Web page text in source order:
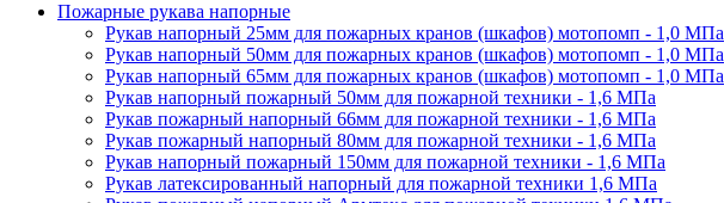
Пожарные рукава напорные
Рукав напорный 25мм для пожарных кранов (шкафов) мотопомп - 1,0 МПа
Рукав напорный 50мм для пожарных кранов (шкафов) мотопомп - 1,0 МПа
Рукав напорный 65мм для пожарных кранов (шкафов) мотопомп - 1,0 МПа
Рукав напорный пожарный 50мм для пожарной техники - 1,6 МПа
Рукав пожарный напорный 66мм для пожарной техники - 1,6 МПа
Рукав пожарный напорный 80мм для пожарной техники - 1,6 МПа
Рукав напорный пожарный 150мм для пожарной техники - 1,6 МПа
Рукав латексированный напорный для пожарной техники 1,6 МПа